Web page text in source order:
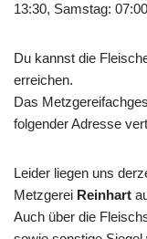
13:30, Samstag:
Du kannst die
erreichen.
Das
folgender Adresse
Leider liegen uns
Metzgerei Reinhart
Auch über die